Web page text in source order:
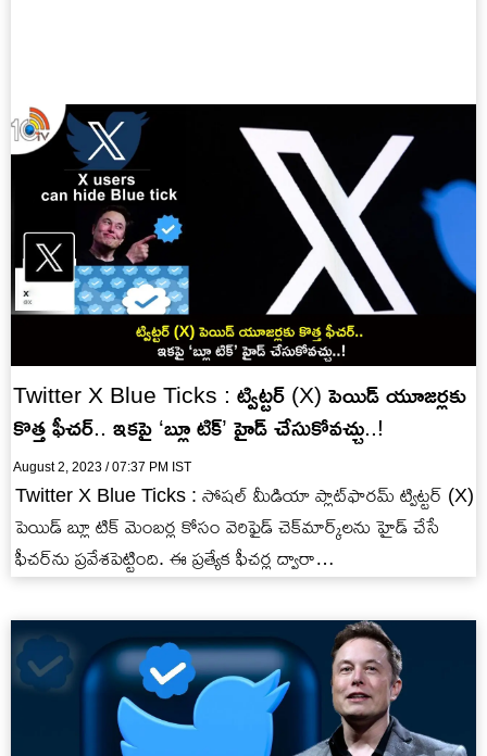
Twitter X Blue Ticks : ట్విట్టర్ (X) పెయిడ్ యూజర్లకు
కొత్త ఫీచర్.. ఇకపై ‘బ్లూ టిక్’ హైడ్ చేసుకోవచ్చు..!
August 2, 2023 / 07:37 PM IST
Twitter X Blue Ticks : సోషల్ మీడియా ప్లాట్‌ఫారమ్ ట్విట్టర్ (X)
పెయిడ్ బ్లూ టిక్ మెంబర్ల కోసం వెరిఫైడ్ చెక్‌మార్క్‌లను హైడ్ చేసే
ఫీచర్‌ను ప్రవేశపెట్టింది. ఈ ప్రత్యేక ఫీచర్ల ద్వారా…